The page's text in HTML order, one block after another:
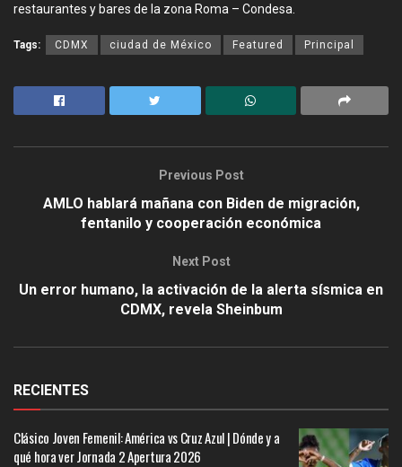
restaurantes y bares de la zona Roma – Condesa.
Tags: CDMX ciudad de México Featured Principal
Previous Post
AMLO hablará mañana con Biden de migración,
fentanilo y cooperación económica
Next Post
Un error humano, la activación de la alerta sísmica en
CDMX, revela Sheinbum
RECIENTES
Clásico Joven Femenil: América vs Cruz Azul | Dónde y a
qué hora ver Jornada 2 Apertura 2026